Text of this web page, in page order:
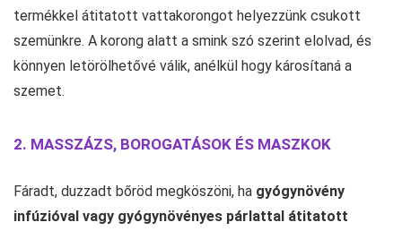
termékkel átitatott vattakorongot helyezzünk csukott
szemünkre. A korong alatt a smink szó szerint elolvad, és
könnyen letörölhetővé válik, anélkül hogy károsítaná a
szemet.
2. MASSZÁZS, BOROGATÁSOK ÉS MASZKOK
Fáradt, duzzadt bőröd megköszöni, ha gyógynövény
infúzióval vagy gyógynövényes párlattal átitatott